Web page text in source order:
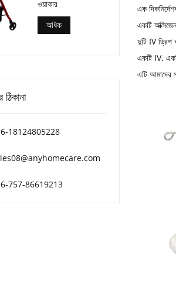
এক
একটি
দুটি IV ড্রিপ
একটি IV.
এটি আমাদের
ওয়াকার
অধিক
18124805228
757-86619213